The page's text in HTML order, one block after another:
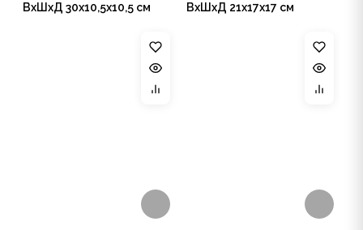
ВхШхД 30х10,5х10,5 см
ВхШхД 21х17х17 см